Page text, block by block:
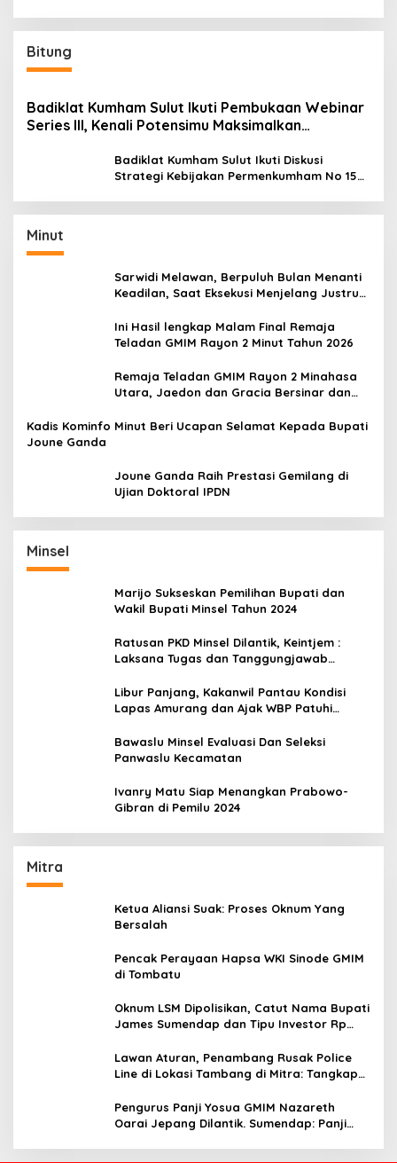
Bitung
Badiklat Kumham Sulut Ikuti Pembukaan Webinar
Series III, Kenali Potensimu Maksimalkan
Badiklat Kumham Sulut Ikuti Diskusi
Strategi Kebijakan Permenkumham No 15
Minut
Sarwidi Melawan, Berpuluh Bulan Menanti
Keadilan, Saat Eksekusi Menjelang Justru
Ini Hasil lengkap Malam Final Remaja
Teladan GMIM Rayon 2 Minut Tahun 2026
Remaja Teladan GMIM Rayon 2 Minahasa
Utara, Jaedon dan Gracia Bersinar dan
Kadis Kominfo Minut Beri Ucapan Selamat Kepada Bupati
Joune Ganda
Joune Ganda Raih Prestasi Gemilang di
Ujian Doktoral IPDN
Minsel
Marijo Sukseskan Pemilihan Bupati dan
Wakil Bupati Minsel Tahun 2024
Ratusan PKD Minsel Dilantik, Keintjem :
Laksana Tugas dan Tanggungjawab
Libur Panjang, Kakanwil Pantau Kondisi
Lapas Amurang dan Ajak WBP Patuhi
Bawaslu Minsel Evaluasi Dan Seleksi
Panwaslu Kecamatan
Ivanry Matu Siap Menangkan Prabowo-
Gibran di Pemilu 2024
Mitra
Ketua Aliansi Suak: Proses Oknum Yang
Bersalah
Pencak Perayaan Hapsa WKI Sinode GMIM
di Tombatu
Oknum LSM Dipolisikan, Catut Nama Bupati
James Sumendap dan Tipu Investor Rp
Lawan Aturan, Penambang Rusak Police
Line di Lokasi Tambang di Mitra: Tangkap
Pengurus Panji Yosua GMIM Nazareth
Oarai Jepang Dilantik. Sumendap: Panji